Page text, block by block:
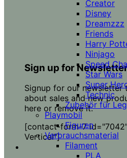
Sign up for
Signup for our newsletter
about sales and new
here or remove it.
[contact-form-7
Vertical"]
Creator
Disney
Dreamzzz
Friends
Harry
Ninjago
Speed
Star Wars
Super
Technic
Zubehör für
Playmobil
Figuren
Verbrauchsmaterial
Filament
PLA